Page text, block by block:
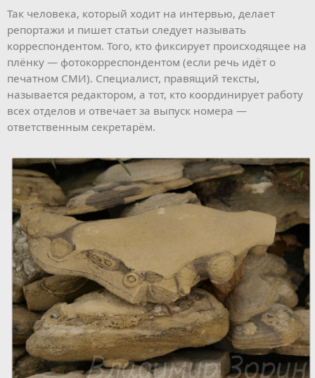
Так человека, который ходит на интервью, делает
репортажи и пишет статьи следует называть
корреспондентом. Того, кто фиксирует происходящее на
плёнку — фотокорреспондентом (если речь идёт о
печатном СМИ). Специалист, правящий тексты,
называется редактором, а тот, кто координирует работу
всех отделов и отвечает за выпуск номера —
ответственным секретарём.